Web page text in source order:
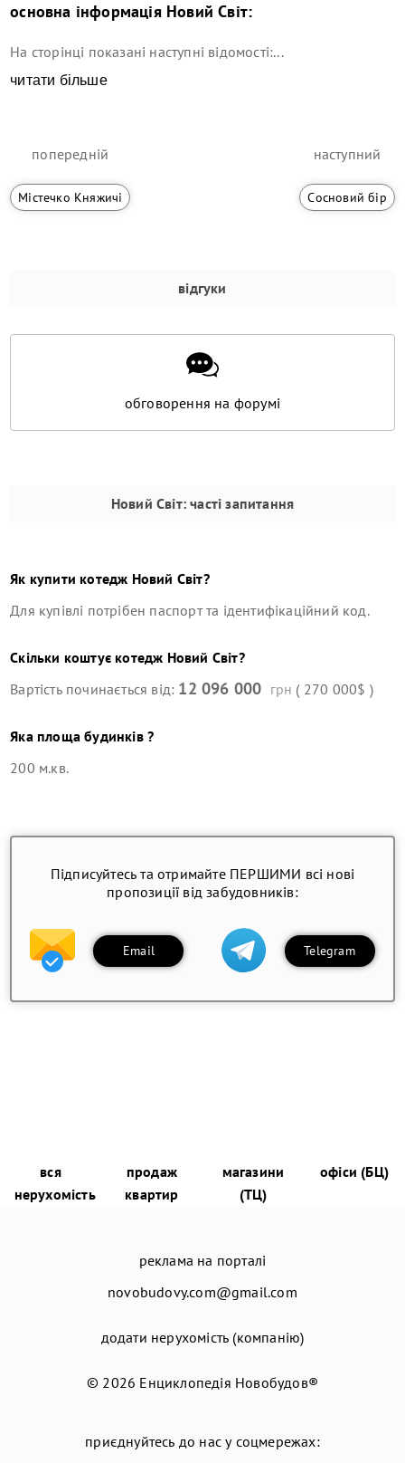
основна інформаціяНовий Світ:
На сторінці показані наступні відомості:...
читати більше
попередній
Містечко Княжичі
наступний
Сосновий бір
відгуки
обговорення на форумі
Новий Світ: часті запитання
Як купитикотедж Новий Світ?
Для купівлі потрібен паспорт та ідентифікаційний код.
Скільки коштуєкотедж Новий Світ?
Вартість починається від: 12 096 000 грн ( 270 000$ )
Яка площа будинків ?
200 м.кв.
Підписуйтесь та отримайте ПЕРШИМИ всі нові
пропозиції від забудовників:
Email Telegram
вся
нерухомість
продаж
квартир
магазини
(ТЦ)
офіси (БЦ)
реклама на порталі
novobudovy.com@gmail.com
додати нерухомість (компанію)
© 2026 Енциклопедія Новобудов®
приєднуйтесь до нас у соцмережах: